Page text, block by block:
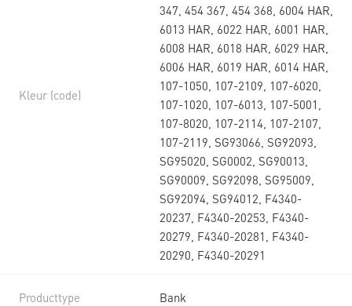
Kleur (code)
347, 454 367, 454 368, 6004 HAR,
6013 HAR, 6022 HAR, 6001 HAR,
6008 HAR, 6018 HAR, 6029 HAR,
6006 HAR, 6019 HAR, 6014 HAR,
107-1050, 107-2109, 107-6020,
107-1020, 107-6013, 107-5001,
107-8020, 107-2114, 107-2107,
107-2119, SG93066, SG92093,
SG95020, SG0002, SG90013,
SG90009, SG92098, SG95009,
SG92094, SG94012, F4340-
20237, F4340-20253, F4340-
20279, F4340-20281, F4340-
20290, F4340-20291
Producttype Bank